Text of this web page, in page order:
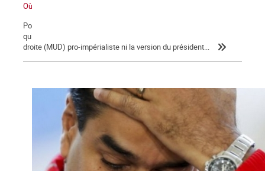
Où va le Venezuela ?
Pour comprendre la situation et lever le voile sur les informations
qui sont diffusées dans le monde, inutile d'écouter la coalition de
droite (MUD) pro-impérialiste ni la version du président...